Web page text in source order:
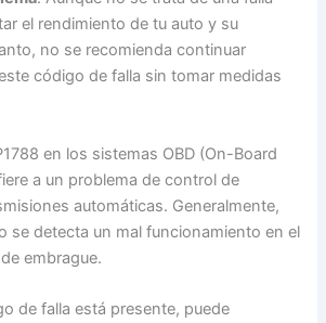
el rendimiento de tu auto y su
no se recomienda continuar
código de falla sin tomar medidas
en los sistemas OBD (On-Board
a un problema de control de
automáticas. Generalmente,
se detecta un mal funcionamiento en el
embrague.
de falla está presente, puede